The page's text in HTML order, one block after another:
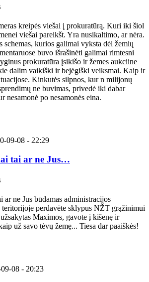
kreipės viešai į prokuratūrą. Kuri iki šiol
viešai pareikšt. Yra nusikaltimo, ar nėra.
schemas, kurios galimai vyksta dėl žemių
buvo išrašinėti galimai rimtesni
prokuratūra įsikišo ir žemes aukciine
dalim vaikiški ir bejėgiški veiksmai. Kaip ir
Kinkutės silpnos, kur n milijonų
ne buvimas, privedė iki dabar
nesamonė po nesamonės eina.
09-08 - 22:29
tai ar ne Jus…
ar ne Jus būdamas administracijos
perdavėte sklypus NŽT grąžinimui
Maximos, gavote į kišenę ir
už savo tėvų žemę... Tiesa dar paaiškės!
08 - 20:23